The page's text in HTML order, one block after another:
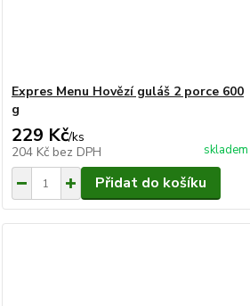
Expres Menu Hovězí guláš 2 porce 600
g
229 Kč/ks
204 Kč bez DPH skladem
Přidat do košíku